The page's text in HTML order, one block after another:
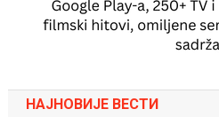
НАЈНОВИЈЕ ВЕСТИ